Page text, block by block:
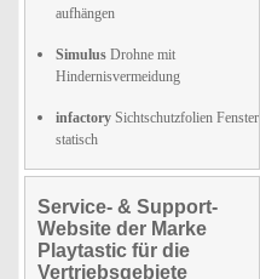
aufhängen
Simulus Drohne mit
Hindernisvermeidung
infactory Sichtschutzfolien Fenster
statisch
Service- & Support-
Website der Marke
Playtastic für die
Vertriebsgebiete